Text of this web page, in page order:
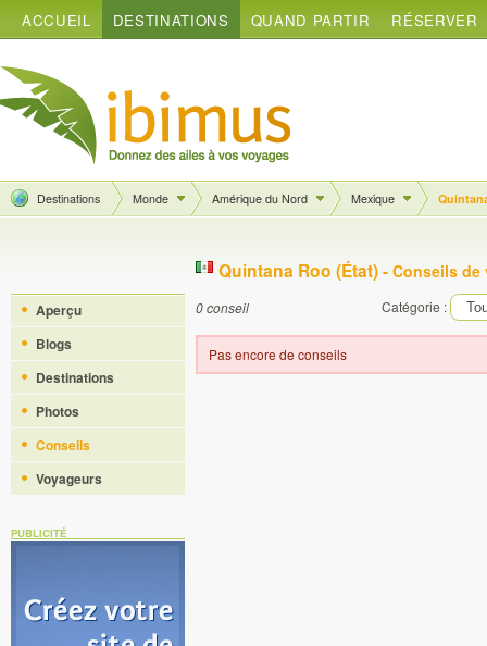
ACCUEIL DESTINATIONS QUAND PARTIR RÉSERVER
Destinations Monde Amérique du Nord Mexique
Aperçu
Blogs
Destinations
Photos
Conseils
Voyageurs
PUBLICITÉ
Quintana Roo (État) - Conseils de
0 conseil Catégorie :
Pas encore de conseils